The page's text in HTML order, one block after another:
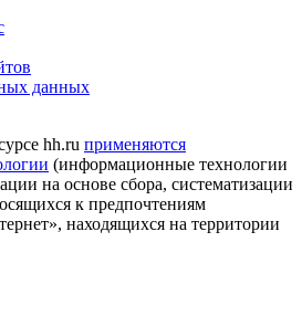
данных
hh.ru применяются
(информационные технологии
на основе сбора, систематизации
к предпочтениям
находящихся на территории